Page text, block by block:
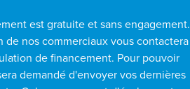
est gratuite et sans engagement.
de nos commerciaux vous contactera
de financement. Pour pouvoir
demandé d'envoyer vos dernières